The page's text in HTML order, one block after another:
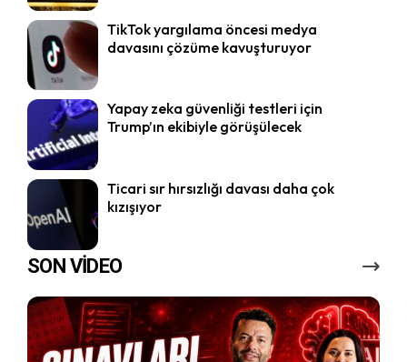
TikTok yargılama öncesi medya
davasını çözüme kavuşturuyor
Yapay zeka güvenliği testleri için
Trump’ın ekibiyle görüşülecek
Ticari sır hırsızlığı davası daha çok
kızışıyor
SON VİDEO